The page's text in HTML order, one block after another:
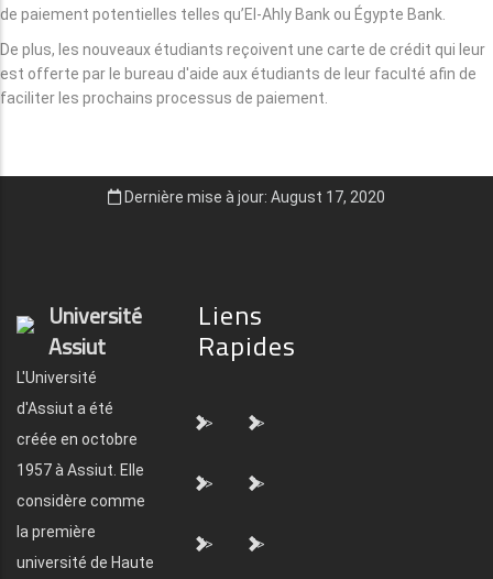
de paiement potentielles telles qu’El-Ahly Bank ou Égypte Bank.
De plus, les nouveaux étudiants reçoivent une carte de crédit qui leur
est offerte par le bureau d'aide aux étudiants de leur faculté afin de
faciliter les prochains processus de paiement.
Dernière mise à jour: August 17, 2020
Université
Assiut
L'Université
d'Assiut a été
créée en octobre
1957 à Assiut. Elle
considère comme
la première
université de Haute
Liens
Rapides
"> ">
"> ">
"> ">